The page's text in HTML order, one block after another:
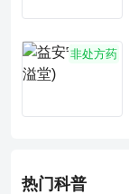
非处方药
热门科普